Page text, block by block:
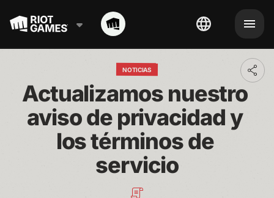
NOTICIAS
Actualizamos nuestro
aviso de privacidad y
los términos de
servicio